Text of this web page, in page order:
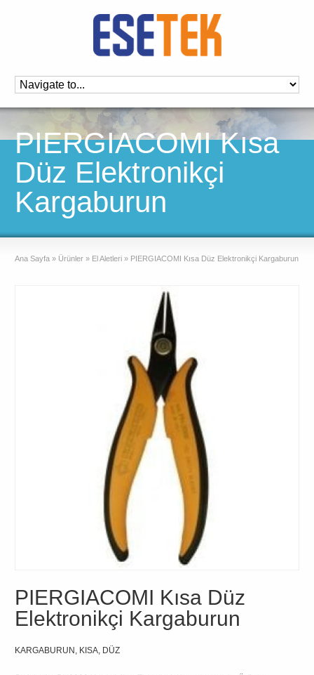
PIERGIACOMI Kısa
Düz Elektronikçi
Kargaburun
Ana Sayfa » Ürünler » El Aletleri » PIERGIACOMI Kısa Düz Elektronikçi Kargaburun
PIERGIACOMI Kısa Düz
Elektronikçi Kargaburun
KARGABURUN, KISA, DÜZ